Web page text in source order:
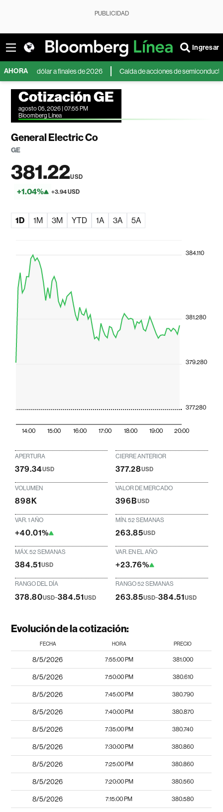
PUBLICIDAD
Ingresar
AHORA
al dólar a finales de 2026 Caída de acciones de semiconductores en
Cotización GE
agosto 05, 2026 | 07:55 PM
Bloomberg Línea
General Electric Co
GE
381.22USD
+1.04% +3.94 USD
1D 1M 3M YTD 1A 3A 5A
14:00 15:00 16:00 17:00 18:00 19:00 20:00
377.280
379.280
381.280
384.110
APERTURA
379.34USD
CIERRE ANTERIOR
377.28USD
VOLUMEN
898K
VALOR DE MERCADO
396BUSD
VAR. 1 AÑO
+40.01%
MÍN. 52 SEMANAS
263.85USD
MÁX. 52 SEMANAS
384.51USD
VAR. EN EL AÑO
+23.76%
RANGO DEL DÍA
378.80USD-384.51USD
RANGO 52 SEMANAS
263.85USD-384.51USD
Evolución de la cotización:
FECHA HORA PRECIO
8/5/2026 7:55:00 PM 381.000
8/5/2026 7:50:00 PM 380.610
8/5/2026 7:45:00 PM 380.790
8/5/2026 7:40:00 PM 380.870
8/5/2026 7:35:00 PM 380.740
8/5/2026 7:30:00 PM 380.860
8/5/2026 7:25:00 PM 380.860
8/5/2026 7:20:00 PM 380.560
8/5/2026 7:15:00 PM 380.580